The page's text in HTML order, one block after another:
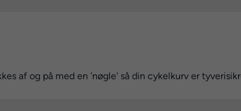
af og på med en 'nøgle' så din cykelkurv er